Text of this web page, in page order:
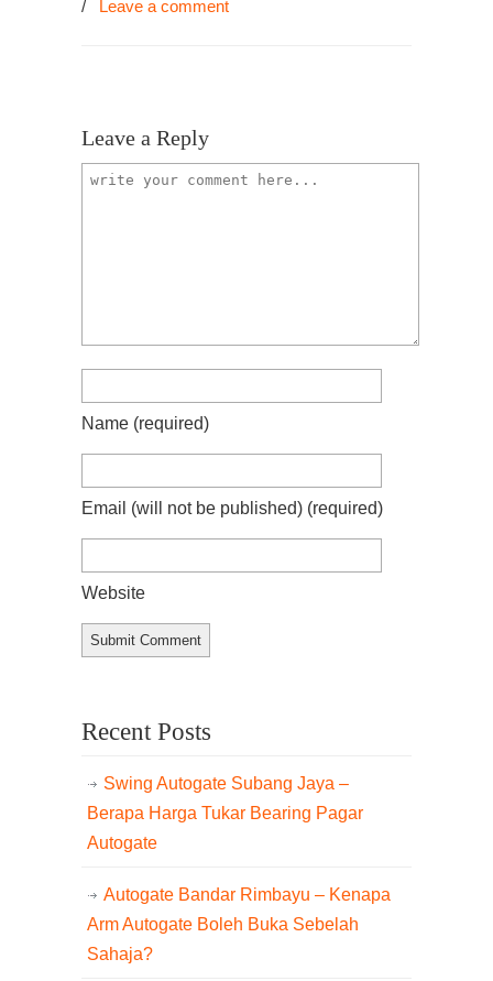
/ Leave a comment
Leave a Reply
Name (required)
Email (will not be published) (required)
Website
Recent Posts
Swing Autogate Subang Jaya –
Berapa Harga Tukar Bearing Pagar
Autogate
Autogate Bandar Rimbayu – Kenapa
Arm Autogate Boleh Buka Sebelah
Sahaja?